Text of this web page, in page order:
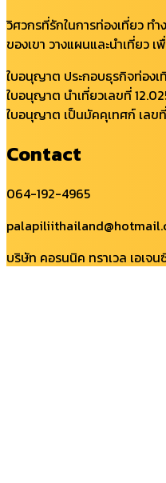
วิศวกรที่รักในการท่องเที่ยว ท
ของเขา วางแผนและนำเที่ยว
ใบอนุญาต ประกอบธุรกิจท่อง
ใบอนุญาต นำเที่ยวเลขที่
ใบอนุญาต เป็นมัคคุเทศก์ เลข
Contact
064-192-4965
บริษัท คอรนนิค ทราเวล เอเจ